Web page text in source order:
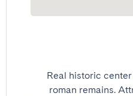
Real historic
roman remains.